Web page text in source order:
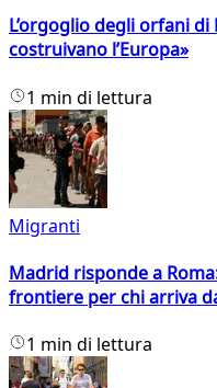
L’orgoglio degli orfani
costruivano l’Europa»
1 min di lettura
Migranti
Madrid risponde a
frontiere per chi arriva
1 min di lettura